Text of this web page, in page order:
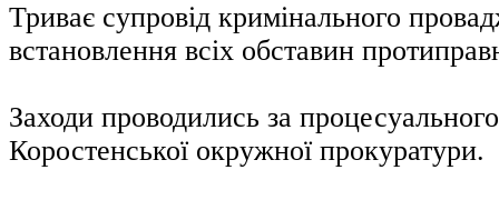
Триває супровід кримінального
встановлення всіх обставин
Заходи проводились за
Коростенської окружної прокуратури.